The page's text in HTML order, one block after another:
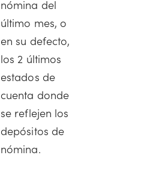
nómina del
último mes, o
en su defecto,
los 2 últimos
estados de
cuenta donde
se reflejen los
depósitos de
nómina.